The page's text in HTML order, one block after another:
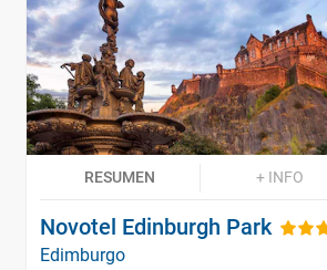
RESUMEN + INFO
Novotel Edinburgh Park
Edimburgo